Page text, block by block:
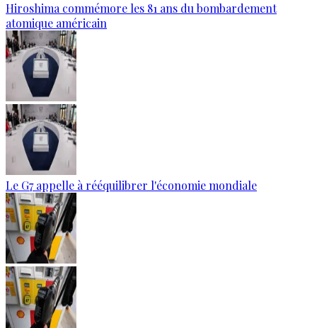
Hiroshima commémore les 81 ans du bombardement
atomique américain
Le G7 appelle à rééquilibrer l'économie mondiale